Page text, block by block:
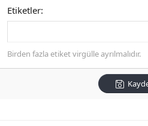
Etiketler
Birden fazla etiket virgülle ayrılmalıdır.